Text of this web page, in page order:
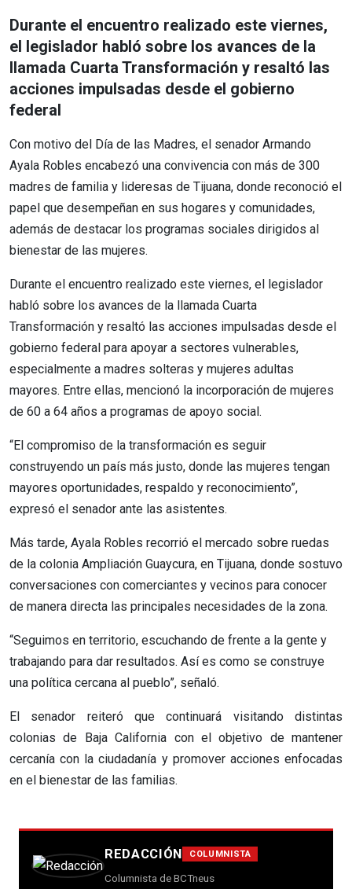
Durante el encuentro realizado este viernes,
el legislador habló sobre los avances de la
llamada Cuarta Transformación y resaltó las
acciones impulsadas desde el gobierno
federal
Con motivo del Día de las Madres, el senador Armando
Ayala Robles encabezó una convivencia con más de 300
madres de familia y lideresas de Tijuana, donde reconoció el
papel que desempeñan en sus hogares y comunidades,
además de destacar los programas sociales dirigidos al
bienestar de las mujeres.
Durante el encuentro realizado este viernes, el legislador
habló sobre los avances de la llamada Cuarta
Transformación y resaltó las acciones impulsadas desde el
gobierno federal para apoyar a sectores vulnerables,
especialmente a madres solteras y mujeres adultas
mayores. Entre ellas, mencionó la incorporación de mujeres
de 60 a 64 años a programas de apoyo social.
“El compromiso de la transformación es seguir
construyendo un país más justo, donde las mujeres tengan
mayores oportunidades, respaldo y reconocimiento”,
expresó el senador ante las asistentes.
Más tarde, Ayala Robles recorrió el mercado sobre ruedas
de la colonia Ampliación Guaycura, en Tijuana, donde sostuvo
conversaciones con comerciantes y vecinos para conocer
de manera directa las principales necesidades de la zona.
“Seguimos en territorio, escuchando de frente a la gente y
trabajando para dar resultados. Así es como se construye
una política cercana al pueblo”, señaló.
El senador reiteró que continuará visitando distintas
colonias de Baja California con el objetivo de mantener
cercanía con la ciudadanía y promover acciones enfocadas
en el bienestar de las familias.
REDACCIÓN COLUMNISTA
Columnista de BCTneus